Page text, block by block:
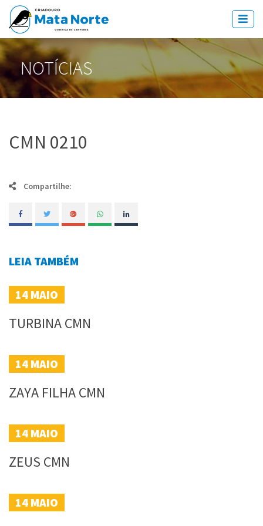
NOTÍCIAS
CMN 0210
Compartilhe:
LEIA TAMBÉM
14 MAIO
TURBINA CMN
14 MAIO
ZAYA FILHA CMN
14 MAIO
ZEUS CMN
14 MAIO